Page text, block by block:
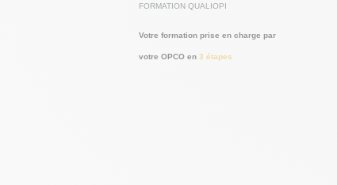
FORMATION QUALIOPI
Votre formation prise en charge par
votre OPCO en 3 étapes